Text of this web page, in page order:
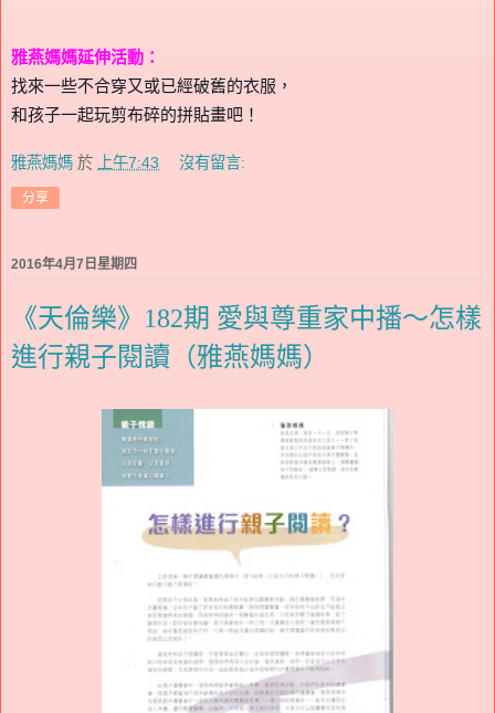
雅燕媽媽延伸活動：
找來一些不合穿又或已經破舊的衣服，
和孩子一起玩剪布碎的拼貼畫吧！
雅燕媽媽 於 上午7:43 沒有留言:
分享
2016年4月7日星期四
《天倫樂》182期 愛與尊重家中播～怎樣
進行親子閱讀（雅燕媽媽）